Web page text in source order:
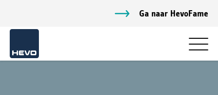
Ga naar HevoFame